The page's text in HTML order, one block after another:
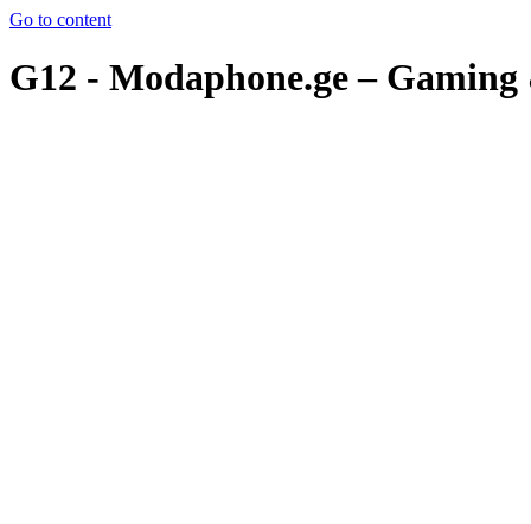
Go to content
G12 - Modaphone.ge – Gaming